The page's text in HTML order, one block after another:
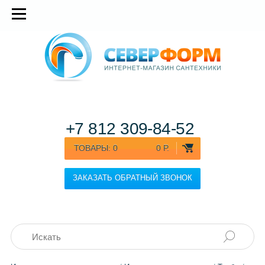
ТОВАРЫ: 0 0 Р.
ЗАКАЗАТЬ ОБРАТНЫЙ ЗВОНОК
+7 812 309-84-52